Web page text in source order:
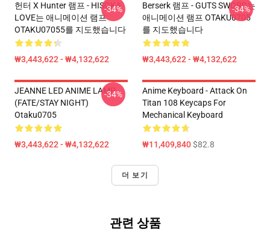
헌터 X Hunter 램프 - HISOKA
LOVE는 애니메이션 램프
OTAKU07055를 지도했습니다
₩3,443,622 - ₩4,132,622
-34%
Berserk 램프 - GUTS SWORD는
애니메이션 램프 OTAKU0705
를 지도했습니다
₩3,443,622 - ₩4,132,622
-34%
JEANNE LED ANIME LAMP
(FATE/STAY NIGHT)
Otaku0705
₩3,443,622 - ₩4,132,622
-34%
Anime Keyboard - Attack On
Titan 108 Keycaps For
Mechanical Keyboard
₩11,409,840$82.8
더 보기
관련 상품